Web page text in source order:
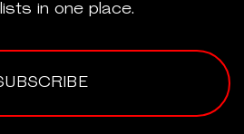
in one place.